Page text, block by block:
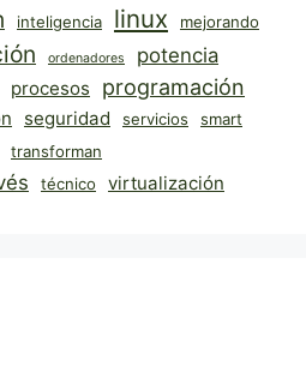
inteligencia linux mejorando
ordenadores potencia
procesos programación
seguridad servicios smart
transforman
técnico virtualización